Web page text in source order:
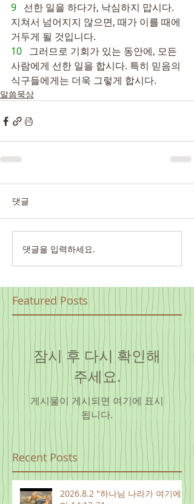
9 선한 일을 하다가, 낙심하지 맙시다.
지쳐서 넘어지지 않으면, 때가 이를 때에
거두게 될 것입니다.
10 그러므로 기회가 있는 동안에, 모든
사람에게 선한 일을 합시다. 특히 믿음의
식구들에게는 더욱 그렇게 합시다.
말씀묵상
댓글
댓글을 입력하세요.
Featured Posts
잠시 후 다시 확인해
주세요.
게시물이 게시되면 여기에 표시
됩니다.
Recent Posts
2026.8.2 "하나님 나라가 여기에"